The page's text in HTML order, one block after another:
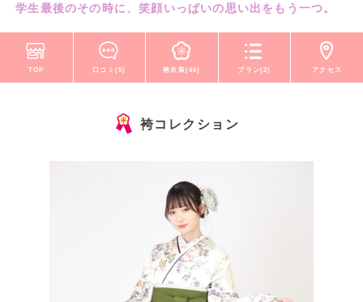
学生最後のその時に、笑顔いっぱいの思い出をもう一つ。
TOP 口コミ(5) 袴衣装(46) プラン(2) アクセス
袴コレクション